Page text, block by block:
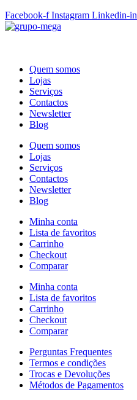
Facebook-f Instagram Linkedin-in
Quem somos
Lojas
Serviços
Contactos
Newsletter
Blog
Quem somos
Lojas
Serviços
Contactos
Newsletter
Blog
Minha conta
Lista de favoritos
Carrinho
Checkout
Comparar
Minha conta
Lista de favoritos
Carrinho
Checkout
Comparar
Perguntas Frequentes
Termos e condições
Trocas e Devoluções
Métodos de Pagamentos